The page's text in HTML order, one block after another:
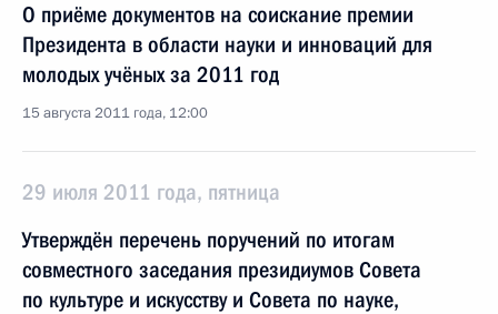
О приёме документов на соискание премии
Президента в области науки и инноваций для
молодых учёных за 2011 год
15 августа 2011 года, 12:00
29 июля 2011 года, пятница
Утверждён перечень поручений по итогам
совместного заседания президиумов Совета
по культуре и искусству и Совета по науке,